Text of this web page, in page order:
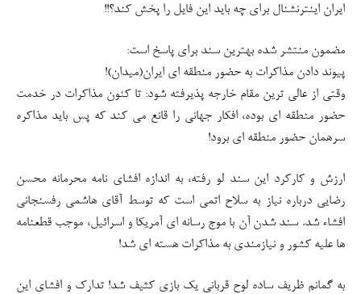
ایران اینترنشنال برای چه باید این فایل را پخش کند؟!!
مضمون منتشر شده بهترین سند برای پاسخ است:
پیوند دادن مذاکرات به حضور منطقه ای ایران(میدان)!
وقتی از عالی ترین مقام خارجه پذیرفته شود: تا کنون مذاکرات در خدمت
حضور منطقه ای بوده، افکار جهانی را قانع می کند که پس باید مذاکره
سرهمان حضور منطقه ای برود!
ارزش و کارکرد این سند لو رفته، به اندازه افشای نامه محرمانه محسن
رضایی درباره نیاز به سلاح اتمی است که توسط آقای هاشمی رفسنجانی
افشاء شد. سند شدن آن با موج رسانه ای آمریکا و اسرائیل، موجب قطعنامه
ها علیه کشور و نیازمندی به مذاکرات هسته ای شد!
به گمانم ظریف ساده لوح قربانی یک بازی کثیف شد! تدارک و افشای این